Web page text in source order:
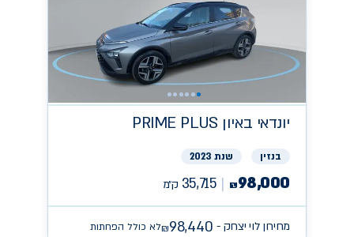
יונדאי PRIME PLUS באיון
בנזין שנת 2023
₪98,000
35,715 ק״מ
מחירון לוי יצחק - ₪98,440 לא כולל הפחתות